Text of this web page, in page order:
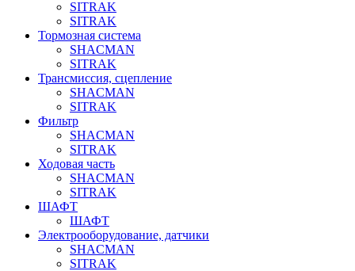
SITRAK
SITRAK
Тормозная система
SHACMAN
SITRAK
Трансмиссия, сцепление
SHACMAN
SITRAK
Фильтр
SHACMAN
SITRAK
Ходовая часть
SHACMAN
SITRAK
ШАФТ
ШАФТ
Электрооборудование, датчики
SHACMAN
SITRAK